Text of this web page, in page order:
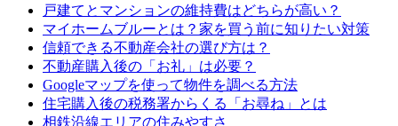
戸建てとマンションの維持費はどちらが高い？
マイホームブルーとは？家を買う前に知りたい対策
信頼できる不動産会社の選び方は？
不動産購入後の「お礼」は必要？
Googleマップを使って物件を調べる方法
住宅購入後の税務署からくる「お尋ね」とは
相鉄沿線エリアの住みやすさ